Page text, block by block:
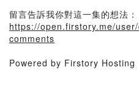
留言告訴我你對這一集的想法：
https://open.firstory.me/
comments
Powered by Firstory Hosting